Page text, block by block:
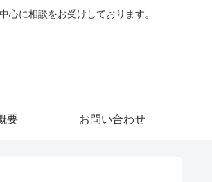
に相談をお受けしております。
要 お問い合わせ